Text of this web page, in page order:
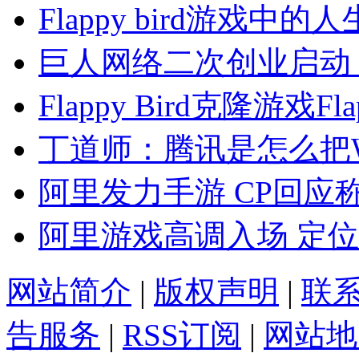
Flappy bird游戏中的人
巨人网络二次创业启
Flappy Bird克隆游戏
丁道师：腾讯是怎么
阿里发力手游 CP回应
阿里游戏高调入场 定
网站简介 | 版权声明 | 联
告服务 | RSS订阅 | 网站